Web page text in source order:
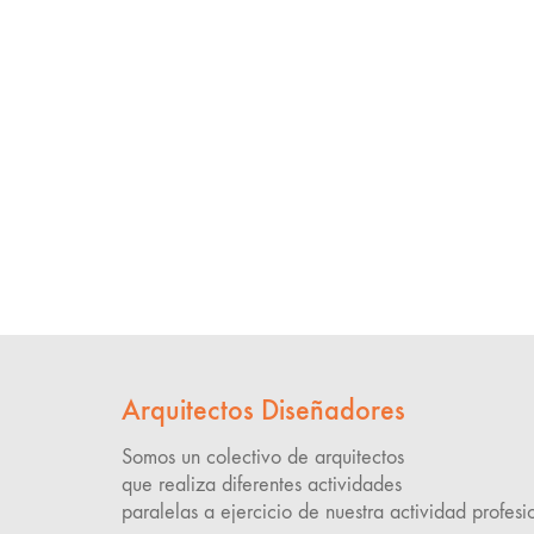
Arquitectos Diseñadores
Somos un colectivo de arquitectos
que realiza diferentes actividades
paralelas a ejercicio de nuestra actividad